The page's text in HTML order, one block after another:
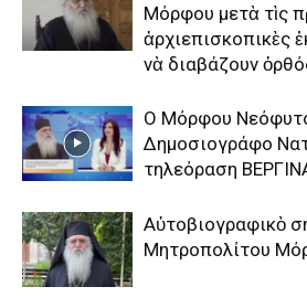
Μόρφου μετὰ τὶς
ἀρχιεπισκοπικὲς
νὰ διαβάζουν
Ο Μόρφου
Δημοσιογράφο
τηλεόραση
Αὐτοβιογραφικὸ
Μητροπολίτου